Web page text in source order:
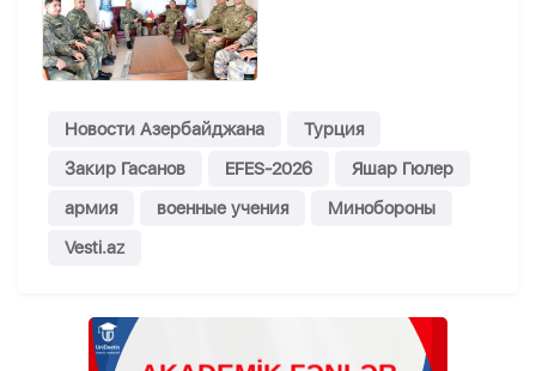
Новости Азербайджана
Турция
Закир Гасанов
EFES-2026
Яшар Гюлер
армия
военные учения
Минобороны
Vesti.az